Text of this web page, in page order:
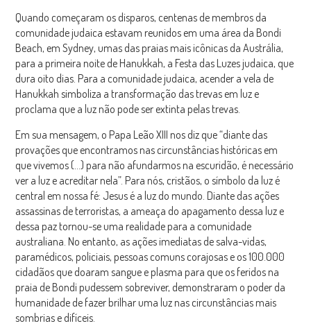
Quando começaram os disparos, centenas de membros da
comunidade judaica estavam reunidos em uma área da Bondi
Beach, em Sydney, umas das praias mais icônicas da Austrália,
para a primeira noite de Hanukkah, a Festa das Luzes judaica, que
dura oito dias. Para a comunidade judaica, acender a vela de
Hanukkah simboliza a transformação das trevas em luz e
proclama que a luz não pode ser extinta pelas trevas.
Em sua mensagem, o Papa Leão XIII nos diz que “diante das
provações que encontramos nas circunstâncias históricas em
que vivemos (…) para não afundarmos na escuridão, é necessário
ver a luz e acreditar nela”. Para nós, cristãos, o símbolo da luz é
central em nossa fé: Jesus é a luz do mundo. Diante das ações
assassinas de terroristas, a ameaça do apagamento dessa luz e
dessa paz tornou-se uma realidade para a comunidade
australiana. No entanto, as ações imediatas de salva-vidas,
paramédicos, policiais, pessoas comuns corajosas e os 100.000
cidadãos que doaram sangue e plasma para que os feridos na
praia de Bondi pudessem sobreviver, demonstraram o poder da
humanidade de fazer brilhar uma luz nas circunstâncias mais
sombrias e difíceis.